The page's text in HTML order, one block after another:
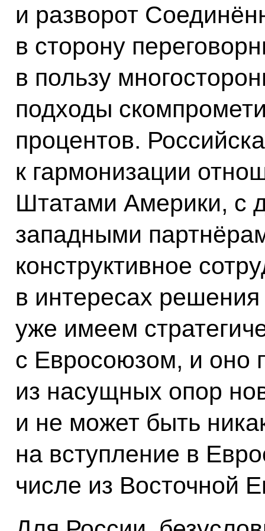
и разворот
в сторону
в пользу
подходы
процентов.
к гармонизации
Штатами Америки, с
западными
конструктивное
в интересах
уже имеем
с Евросоюзом, и оно
из насущных опор
и не может быть
на вступление в
числе из Восточной